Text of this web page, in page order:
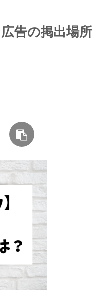
告の掲出場所